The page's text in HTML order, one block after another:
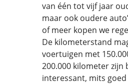
van één tot vijf jaar
maar ook oudere
of meer kopen we
De kilometerstand
voertuigen met
200.000 kilometer zijn
interessant, mits goed